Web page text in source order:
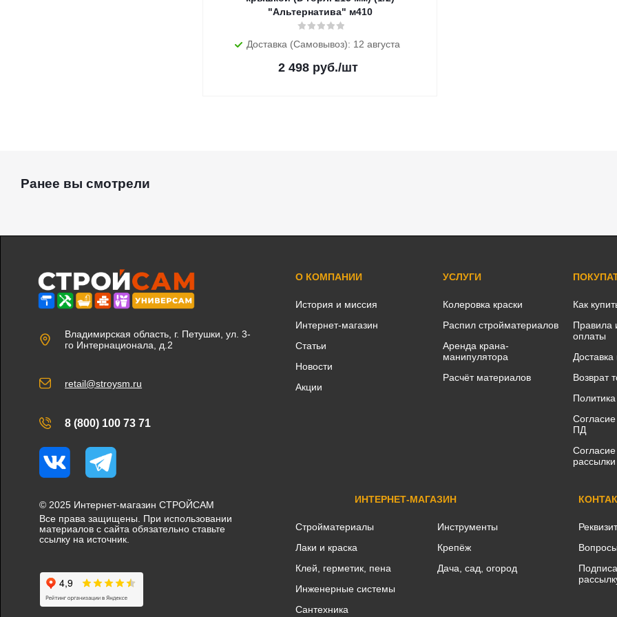
"Альтернатива" м410
Доставка (Самовывоз): 12 августа
2 498руб./шт
Ранее вы смотрели
Владимирская область, г. Петушки, ул. 3-
го Интернационала, д.2
retail@stroysm.ru
8 (800) 100 73 71
Вконтакте
Telegram
© 2025 Интернет-магазин СТРОЙСАМ
Все права защищены. При использовании
материалов с сайта обязательно ставьте
ссылку на источник.
О КОМПАНИИ
История и миссия
Интернет-магазин
Статьи
Новости
Акции
УСЛУГИ
Колеровка краски
Распил стройматериалов
Аренда крана-
манипулятора
Расчёт материалов
Как
Правила
оплаты
Возврат
ПД
рассылки
ИНТЕРНЕТ-МАГАЗИН
Стройматериалы
Лаки и краска
Клей, герметик, пена
Инженерные системы
Сантехника
Инструменты
Крепёж
Дача, сад, огород